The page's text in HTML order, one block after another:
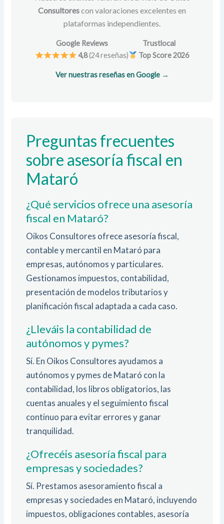
Consultorescon valoraciones excelentes en
plataformas independientes.
Google Reviews
4,8(24 reseñas)
Trustlocal
Top Score 2026
Ver nuestras reseñas en Google →
Preguntas frecuentes
sobre asesoría fiscal en
Mataró
¿Qué servicios ofrece una asesoría
fiscal en Mataró?
Oikos Consultores ofrece asesoría fiscal,
contable y mercantil en Mataró para
empresas, autónomos y particulares.
Gestionamos impuestos, contabilidad,
presentación de modelos tributarios y
planificación fiscal adaptada a cada caso.
¿Lleváis la contabilidad de
autónomos y pymes?
Sí. En Oikos Consultores ayudamos a
autónomos y pymes de Mataró con la
contabilidad, los libros obligatorios, las
cuentas anuales y el seguimiento fiscal
continuo para evitar errores y ganar
tranquilidad.
¿Ofrecéis asesoría fiscal para
empresas y sociedades?
Sí. Prestamos asesoramiento fiscal a
empresas y sociedades en Mataró, incluyendo
impuestos, obligaciones contables, asesoría